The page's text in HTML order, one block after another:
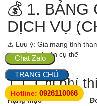
💰 1. BẢNG
DỊCH VỤ
⚠️ Lưu ý: Giá mang tính
theo từng dự án cụ thể
1.1. Chi phí
Hạng mục
Hotline: 0926110066
Chat Zalo
TRANG CHỦ